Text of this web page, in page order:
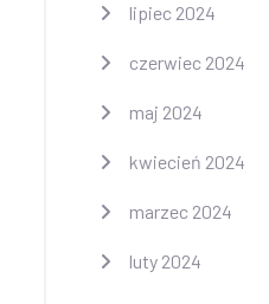
lipiec 2024
czerwiec 2024
maj 2024
kwiecień 2024
marzec 2024
luty 2024